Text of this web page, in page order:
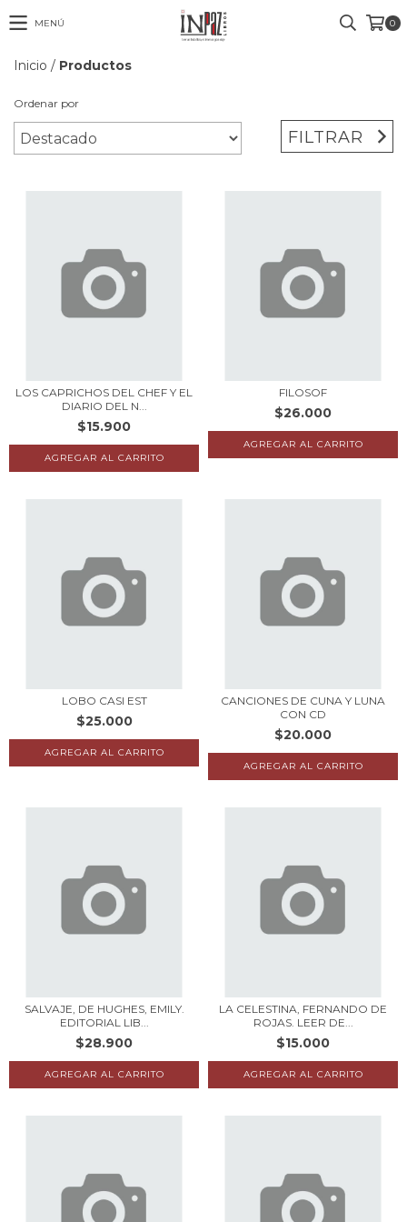
MENÚ 0
Inicio / Productos
Ordenar por
FILTRAR
LOS CAPRICHOS DEL CHEF Y EL
DIARIO DEL N...
$15.900
FILOSOF
$26.000
LOBO CASI EST
$25.000
CANCIONES DE CUNA Y LUNA
CON CD
$20.000
SALVAJE, DE HUGHES, EMILY.
EDITORIAL LIB...
$28.900
LA CELESTINA, FERNANDO DE
ROJAS. LEER DE...
$15.000